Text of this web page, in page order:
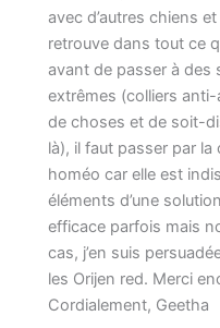
avec d’autres chiens
retrouve dans tout ce
avant de passer à des
extrêmes (colliers
de choses et de soit-
là), il faut passer par
homéo car elle est
éléments d’une
efficace parfois mais
cas, j’en suis
les Orijen red. Merci
Cordialement, Geetha